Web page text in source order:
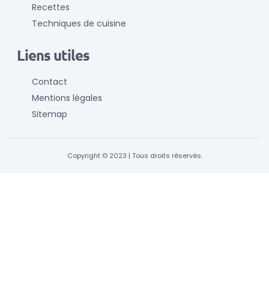
Recettes
Techniques de cuisine
Liens utiles
Contact
Mentions légales
Sitemap
Copyright © 2023 | Tous droits réservés.